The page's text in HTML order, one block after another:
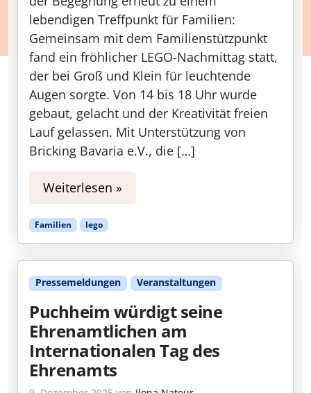
lebendigen Treffpunkt für Familien:
Gemeinsam mit dem Familienstützpunkt
fand ein fröhlicher LEGO-Nachmittag statt,
der bei Groß und Klein für leuchtende
Augen sorgte. Von 14 bis 18 Uhr wurde
gebaut, gelacht und der Kreativität freien
Lauf gelassen. Mit Unterstützung von
Bricking Bavaria e.V., die […]
Weiterlesen »
Familien lego
Pressemeldungen Veranstaltungen
Puchheim würdigt seine
Ehrenamtlichen am
Internationalen Tag des
Ehrenamts